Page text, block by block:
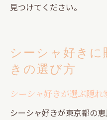
見つけてください。
シーシャ好き
きの選び方
シーシャ好きが選ぶ隠れ
シーシャ好きが東京都の